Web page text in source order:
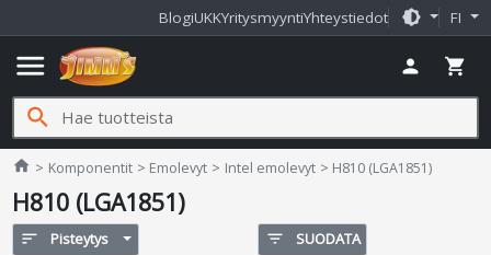
BlogiUKKYritysmyyntiYhteystiedot brightness_medium FI
menu person shopping_cart
search
home Jimms.fi
Komponentit Emolevyt Intel emolevyt H810 (LGA1851)
H810 (LGA1851)
sort Pisteytys filter_list SUODATA